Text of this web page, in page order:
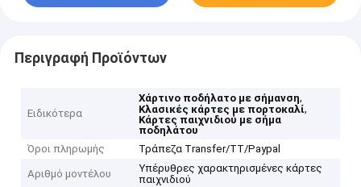
Περιγραφή Προϊόντων
Ειδικότερα
Χάρτινο ποδήλατο με σήμανση,
Κλασικές κάρτες με πορτοκαλί,
Κάρτες παιχνιδιού με σήμα
ποδηλάτου
Όροι πληρωμής
Τράπεζα Transfer/TT/Paypal
Αριθμό μοντέλου
Υπέρυθρες χαρακτηρισμένες κάρτες
παιχνιδιού